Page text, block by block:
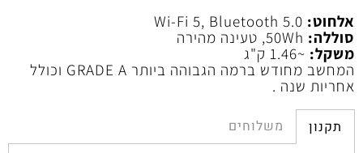
אלחוט:
סוללה:
משקל: ~1.46 ק"ג
המחשב מחודש ברמה הגבוהה ביותר GRADE A וכולל
אחריות שנה .
תקנון משלוחים